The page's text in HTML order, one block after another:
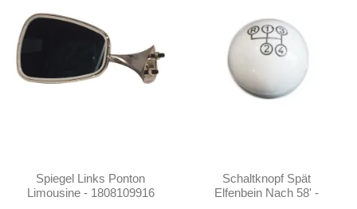
Spiegel Links Ponton
Limousine - 1808109916
Schaltknopf Spät
Elfenbein Nach 58' -